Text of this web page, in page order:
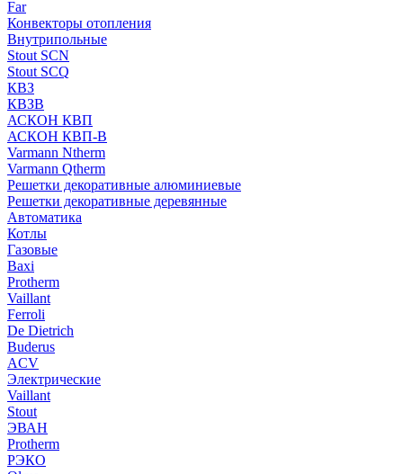
Far
Конвекторы отопления
Внутрипольные
Stout SCN
Stout SCQ
КВЗ
КВЗВ
АСКОН КВП
АСКОН КВП-В
Varmann Ntherm
Varmann Qtherm
Решетки декоративные алюминиевые
Решетки декоративные деревянные
Автоматика
Котлы
Газовые
Baxi
Protherm
Vaillant
Ferroli
De Dietrich
Buderus
ACV
Электрические
Vaillant
Stout
ЭВАН
Protherm
РЭКО